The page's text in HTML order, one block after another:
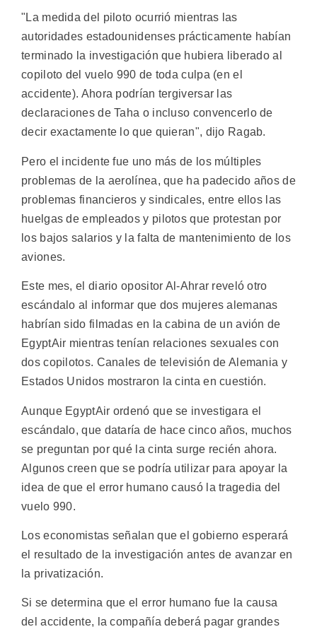
"La medida del piloto ocurrió mientras las
autoridades estadounidenses prácticamente habían
terminado la investigación que hubiera liberado al
copiloto del vuelo 990 de toda culpa (en el
accidente). Ahora podrían tergiversar las
declaraciones de Taha o incluso convencerlo de
decir exactamente lo que quieran", dijo Ragab.
Pero el incidente fue uno más de los múltiples
problemas de la aerolínea, que ha padecido años de
problemas financieros y sindicales, entre ellos las
huelgas de empleados y pilotos que protestan por
los bajos salarios y la falta de mantenimiento de los
aviones.
Este mes, el diario opositor Al-Ahrar reveló otro
escándalo al informar que dos mujeres alemanas
habrían sido filmadas en la cabina de un avión de
EgyptAir mientras tenían relaciones sexuales con
dos copilotos. Canales de televisión de Alemania y
Estados Unidos mostraron la cinta en cuestión.
Aunque EgyptAir ordenó que se investigara el
escándalo, que dataría de hace cinco años, muchos
se preguntan por qué la cinta surge recién ahora.
Algunos creen que se podría utilizar para apoyar la
idea de que el error humano causó la tragedia del
vuelo 990.
Los economistas señalan que el gobierno esperará
el resultado de la investigación antes de avanzar en
la privatización.
Si se determina que el error humano fue la causa
del accidente, la compañía deberá pagar grandes